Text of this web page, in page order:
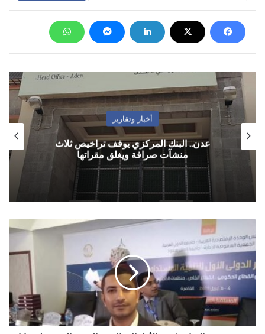
أخبار وتقارير
عدن.. البنك المركزي يوقف تراخيص ثلاث
منشآت صرافة ويغلق مقراتها
ينتصر
العناد
ويُهزم
الأطفال..
الخفي
الموجع
لقضايا